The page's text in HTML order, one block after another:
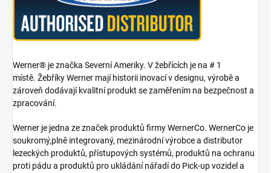
Werner® je značka Severní Ameriky. V žebřících je na # 1
místě. Žebříky Werner mají historii inovací v designu, výrobě a
zároveň dodávají kvalitní produkt se zaměřením na bezpečnost a
zpracování.
Werner je jedna ze značek produktů firmy WernerCo. WernerCo je
soukromý,plně integrovaný, mezinárodní výrobce a distributor
lezeckých produktů, přístupových systémů, produktů na ochranu
proti pádu a produktů pro ukládání nářadí do Pick-up vozidel a